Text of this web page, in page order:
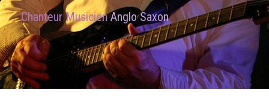
Chanteur MusicienAnglo Saxon